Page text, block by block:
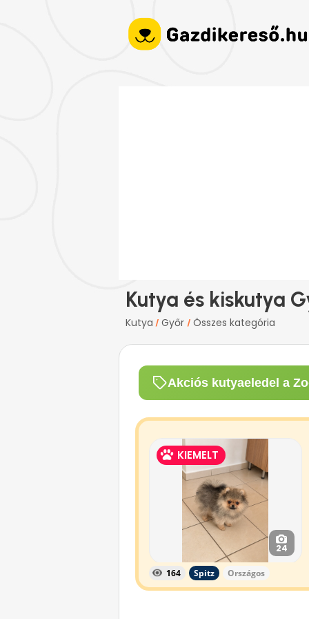
Kutya és kiskutya
Kutya / Győr / Összes kategória
Akciós kutyaeledel a
KIEMELT
24
164 Spitz Országos